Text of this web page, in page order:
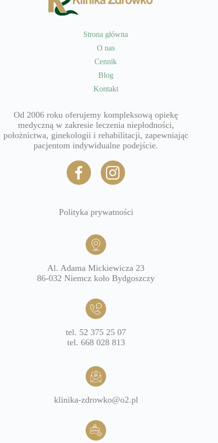
Strona główna
O nas
Cennik
Blog
Kontakt
Od 2006 roku oferujemy kompleksową opiekę
medyczną w zakresie leczenia niepłodności,
położnictwa, ginekologii i rehabilitacji, zapewniając
pacjentom indywidualne podejście.
Polityka prywatności
Al. Adama Mickiewicza 23
86-032 Niemcz koło Bydgoszczy
tel. 52 375 25 07
tel. 668 028 813
klinika-zdrowko@o2.pl